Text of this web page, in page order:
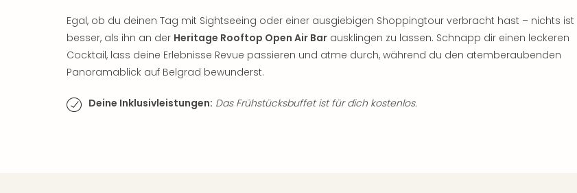
Egal, ob du deinen Tag mit Sightseeing oder einer ausgiebigen Shoppingtour verbracht hast – nichts ist
besser, als ihn an der Heritage Rooftop Open Air Bar ausklingen zu lassen. Schnapp dir einen leckeren
Cocktail, lass deine Erlebnisse Revue passieren und atme durch, während du den atemberaubenden
Panoramablick auf Belgrad bewunderst.
Deine Inklusivleistungen: Das Frühstücksbuffet ist für dich kostenlos.